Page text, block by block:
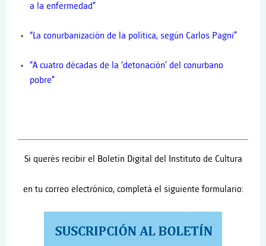
a la enfermedad”
“La conurbanización de la política, según Carlos Pagni”
“A cuatro décadas de la ‘detonación’ del conurbano
pobre”
Si querés recibir el Boletín Digital del Instituto de Cultura
en tu correo electrónico, completá el siguiente formulario: